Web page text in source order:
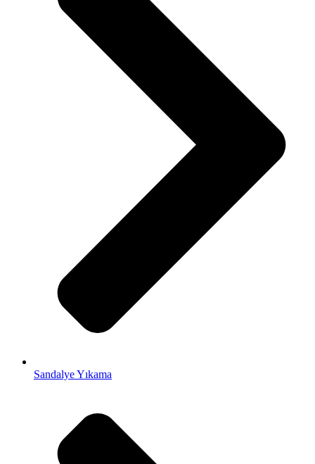
Sandalye Yıkama